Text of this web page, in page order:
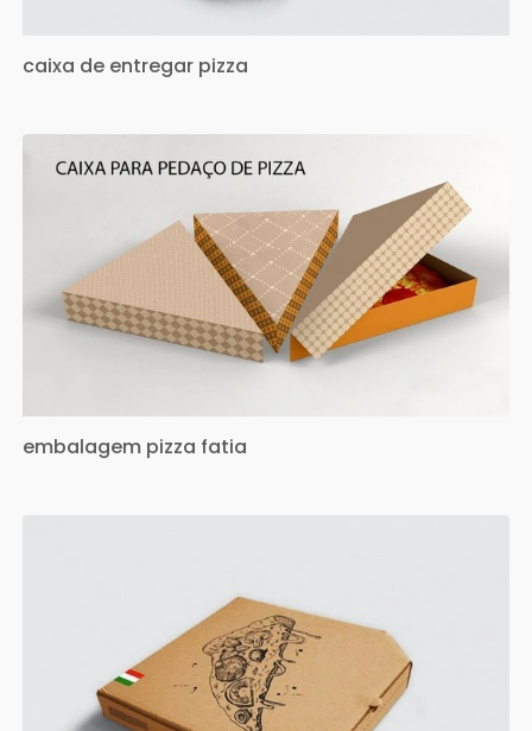
caixa de entregar pizza
embalagem pizza fatia